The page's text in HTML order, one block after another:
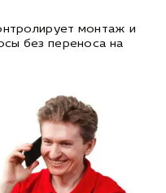
монтаж и
без переноса на